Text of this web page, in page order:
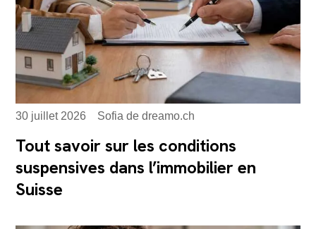
30 juillet 2026 Sofia de dreamo.ch
Tout savoir sur les conditions
suspensives dans l’immobilier en
Suisse